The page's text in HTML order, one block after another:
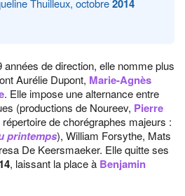
Thuilleux, octobre2014
années de direction, elle nomme plus
Aurélie Dupont, Marie-Agnès
. Elle impose une alternance entre
(productions de Noureev, Pierre
de chorégraphes majeurs :
printemps), William Forsythe, Mats
De Keersmaeker. Elle quitte ses
, laissant la place à Benjamin